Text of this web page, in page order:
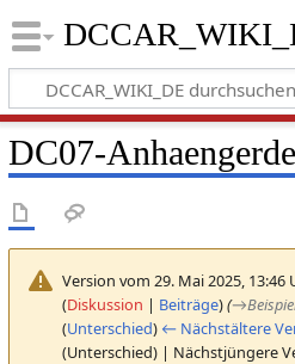
DC07-
Version vom 29. Mai 2025, 13:46
(Diskussion | Beiträge)(→
(Unterschied) ← Nächstältere
(Unterschied) | Nächstjüngere